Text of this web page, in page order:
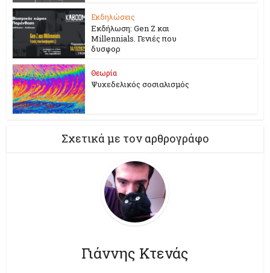
Εκδηλώσεις
Εκδήλωση: Gen Z και
Millennials. Γενιές που
δυσφορ
Θεωρία
Ψυχεδελικός σοσιαλισμός
Σχετικά με τον αρθρογράφο
Γιάννης Κτενάς